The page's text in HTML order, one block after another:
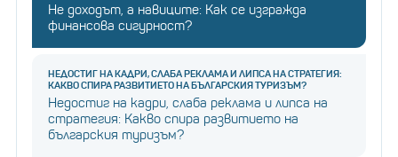
Не доходът, а навиците: Как се изгражда
финансова сигурност?
НЕДОСТИГ НА КАДРИ, СЛАБА РЕКЛАМА И ЛИПСА НА СТРАТЕГИЯ:
КАКВО СПИРА РАЗВИТИЕТО НА БЪЛГАРСКИЯ ТУРИЗЪМ?
Недостиг на кадри, слаба реклама и липса на
стратегия: Какво спира развитието на
българския туризъм?